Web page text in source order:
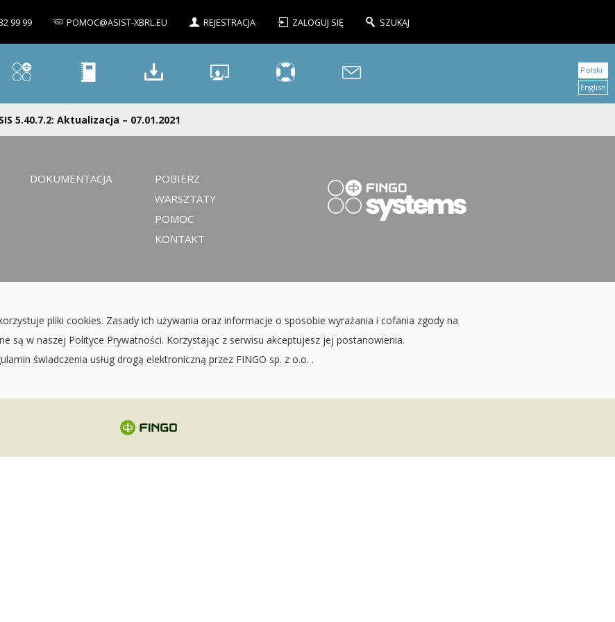
99 99 POMOC@ASIST-XBRL.EU REJESTRACJA ZALOGUJ SIĘ SZUKAJ
5.40.7.2: Aktualizacja – 07.01.2021
Polski
English
DOKUMENTACJA
POBIERZ
WARSZTATY
POMOC
KONTAKT
pliki cookies. Zasady ich używania oraz informacje o sposobie wyrażania i cofania zgody na
są w naszej Polityce Prywatności. Korzystając z serwisu akceptujesz jej postanowienia.
świadczenia usług drogą elektroniczną przez FINGO sp. z o.o. .